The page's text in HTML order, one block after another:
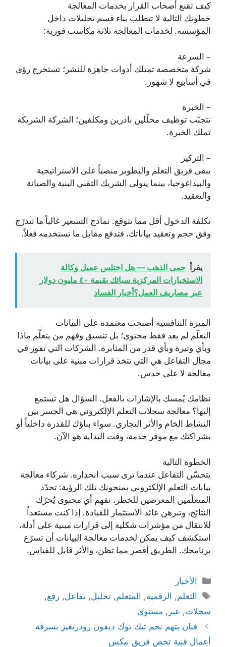
كيف تقنع أصحاب القرار بخدمات المعالجة
خطوتك التالية لا تتطلب بناء قسم تحليلات داخل
المؤسسة. لخدمات المعالجة ثلاثة مكاسب فورية:
– السرعة
شركة متخصصة تمتلك أدوات جاهزة للنشر؛ تستخرج رؤى
في أسابيع لا شهور.
– الخبرة
تتجنّب توظيف محلّلين نادرين ومكلفين؛ الشركة الشريكة
تملك الخبرة.
– التركيز
يبقى فريق التعلم والتطوير منصباً على الاستراتيجية
والبيداغوجيا، بينما يتولى الشريك التقني البنية والصيانة
والتعقيد.
تكلفة الدخول أقل مما تتوقع. نماذج التسعير غالباً ما تتدرّج
وفق حجم وتعقيد بياناتك، فتدفع مقابل ما تستخدمه فعلاً.
يقرأ حمى الذهب — هل اختلس عميل وكالة
الاستخبارات المركزية سبائك بقيمة ٤٠ مليون دولار
عبر مصاريف العمل؟أخبار الفساد
الميزة التنافسية أصبحت معتمدة على البيانات
التعلّم لم يعد فقط محتوى؛ بل تنسيق وفهم من يتعلّم ماذا
وبأي وتيرة وبأي قدر من المثابرة. الشركات التي تفوز في
مجال التفاعل هي التي تتخذ قرارات مبنية على بيانات
معالجة لا على حدس.
نظامك يُمسك بالإشارات بالفعل. السؤال هل تستمع
إليها؟ معالجة سجلات التعلم الإلكتروني هي الجسر بين
النشاط الخام والأثر التجاري. سواء بناؤك للقدرة داخلياً أو
بشراكتك مع موفر خدمة، وقت البداية هو الآن.
الخطوة التالية
يتحسّن التفاعل عندما ترى سبب انحداره. شركاء معالجة
بيانات التعلم الإلكتروني يمنحونك تلك الرؤية: تحدّد
المتعلّمين المعرضين للخطر، تفهم أي محتوى يُحرّك
النتائج، وتبرهن عائد الاستثمار للقيادة. إذا كنت مستعداً
للانتقال من مؤشرات شكلية إلى قرارات مبنية على أدلة،
استكشف كيف يمكن لخدمات معالجة البيانات أن تسرّع
برنامجك. الطريق أقصر مما تظن، والأثر قابل للقياس.
التصنيفات
الأخبار
الوسوم
التعلم, الرقمية, المتعلم,تحليل,تفاعل,رفع,
سجلات, عبر , مستوى
فنان يتهم نجم تيك توك ديفون رودريغيز بسرقة
أعمال فنية تخص فريق نيكس